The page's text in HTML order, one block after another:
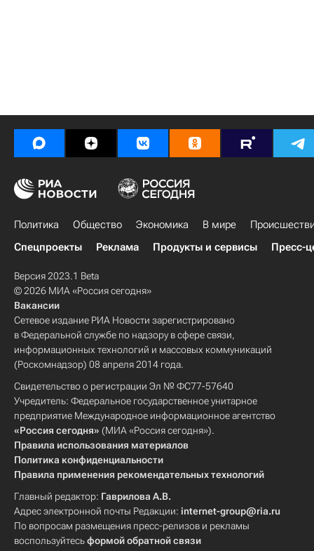
Политика Общество Экономика В мире
Спецпроекты
Реклама Продукты и сервисы Пресс-
Версия 2023.1 Beta
© 2026 МИА «Россия сегодня»
Вакансии
Сетевое издание РИА Новости зарегистрировано
в Федеральной службе по надзору в сфере связи,
информационных технологий и массовых коммуникаций
(Роскомнадзор) 08 апреля 2014 года.
Свидетельство о регистрации Эл № ФС77-57640
Учредитель: Федеральное государственное унитарное
предприятие Международное информационное агентство
«Россия сегодня» (МИА «Россия сегодня»).
Правила использования материалов
Политика конфиденциальности
Правила применения рекомендательных технологий
Главный редактор: Гаврилова А.В.
Адрес электронной почты Редакции: internet-group@ria.ru
По вопросам размещения пресс-релизов и рекламы
воспользуйтесьформой обратной связи